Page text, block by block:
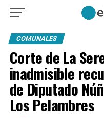
COMUNALES
Corte de La
inadmisible
de Diputado
Los Pelambres